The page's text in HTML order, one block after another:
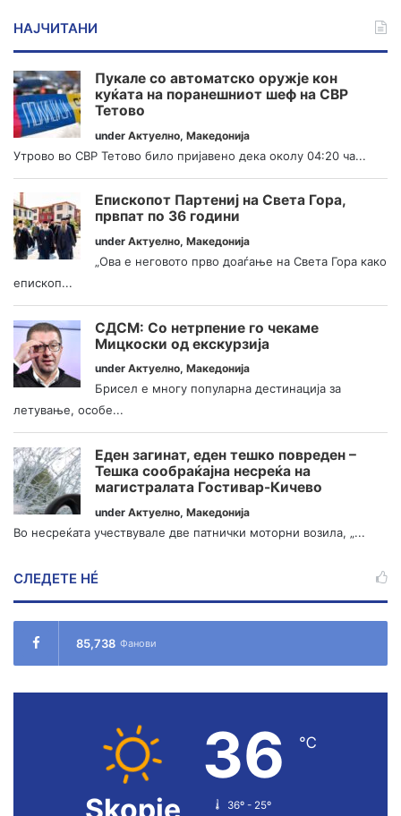
НАЈЧИТАНИ
Пукале со автоматско оружје кон
куќата на поранешниот шеф на СВР
Тетово
under Актуелно, Македонија
Утрово во СВР Тетово било пријавено дека околу 04:20 ча...
Епископот Партениј на Света Гора,
првпат по 36 години
under Актуелно, Македонија
„Ова е неговото прво доаѓање на Света Гора како
епископ...
СДСМ: Со нетрпение го чекаме
Мицкоски од екскурзија
under Актуелно, Македонија
Брисел е многу популарна дестинација за
летување, особе...
Еден загинат, еден тешко повреден –
Тешка сообраќајна несреќа на
магистралата Гостивар-Кичево
under Актуелно, Македонија
Во несреќата учествувале две патнички моторни возила, „...
СЛЕДЕТЕ НÉ
85,738 Фанови
36 ℃
36º - 25º